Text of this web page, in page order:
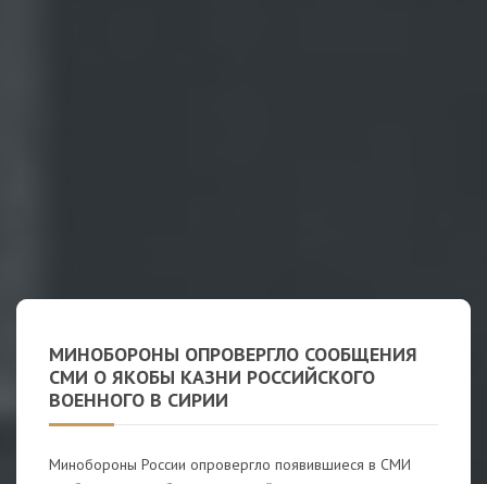
МИНОБОРОНЫ ОПРОВЕРГЛО СООБЩЕНИЯ
СМИ О ЯКОБЫ КАЗНИ РОССИЙСКОГО
ВОЕННОГО В СИРИИ
Минобороны России опровергло появившиеся в СМИ